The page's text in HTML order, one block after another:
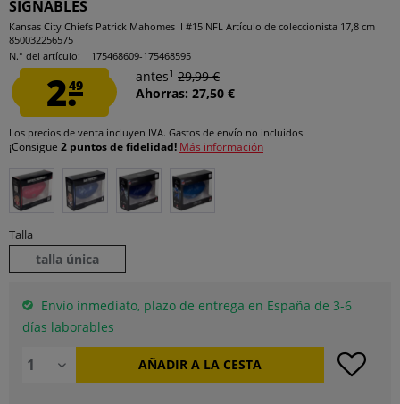
SIGNABLES
Kansas City Chiefs Patrick Mahomes II #15 NFL Artículo de coleccionista 17,8 cm
850032256575
N.° del artículo:
175468609-175468595
2.49
antes1 29,99 €
Ahorras: 27,50 €
Los precios de venta incluyen IVA. Gastos de envío no incluidos.
¡Consigue 2 puntos de fidelidad! Más información
Talla
talla única
Envío inmediato, plazo de entrega en España de 3-6
días laborables
AÑADIR A LA CESTA